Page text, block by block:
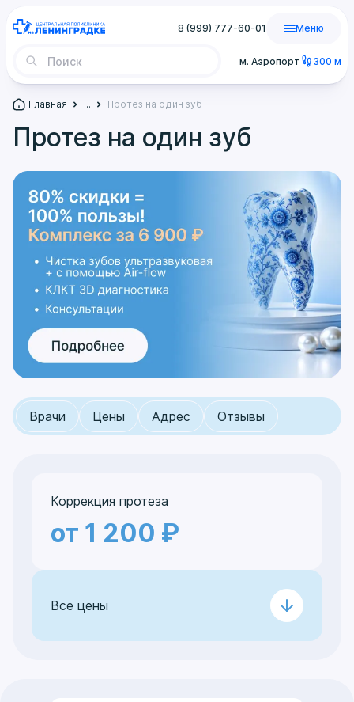
м. Аэропорт 300 м
8 (999) 777-60-01 Меню
Главная ... Протез на один зуб
Протез на один зуб
Врачи Цены Адрес Отзывы
Коррекция протеза
от 1 200 ₽
Все цены